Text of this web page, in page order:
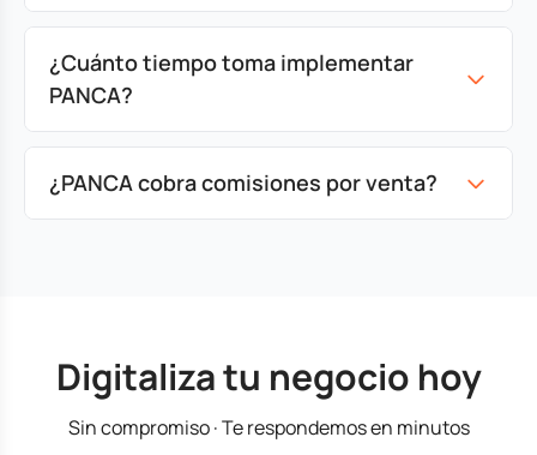
¿Cuánto tiempo toma implementar
PANCA?
¿PANCA cobra comisiones por venta?
Digitaliza tu negocio hoy
Sin compromiso · Te respondemos en minutos